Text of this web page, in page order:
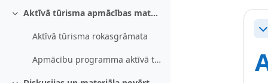
Collapse Aktīvā tūrisma apmācības materiāli
Aktīvā tūrisma rokasgrāmata
Apmācību programma aktīvā tūrisma uzņēmējiem